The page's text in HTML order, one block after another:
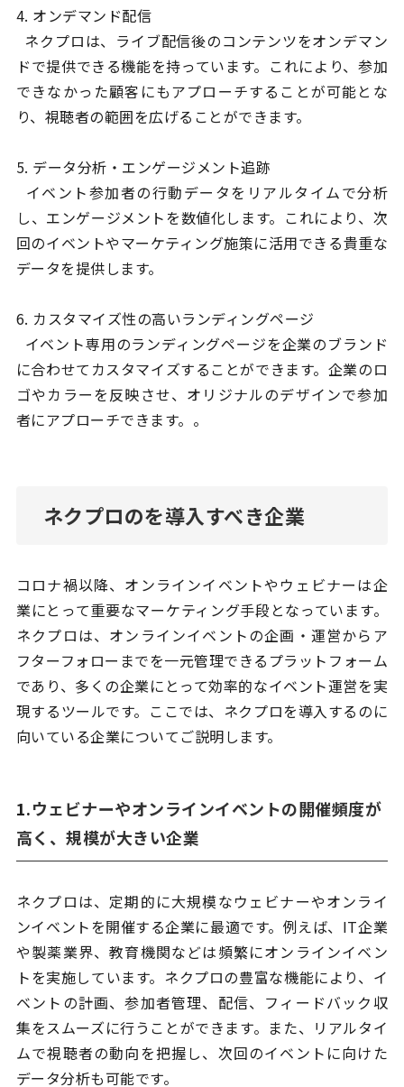
4. オンデマンド配信
ネクプロは、ライブ配信後のコンテンツをオンデマン
ドで提供できる機能を持っています。これにより、参加
できなかった顧客にもアプローチすることが可能とな
り、視聴者の範囲を広げることができます。
5. データ分析・エンゲージメント追跡
イベント参加者の行動データをリアルタイムで分析
し、エンゲージメントを数値化します。これにより、次
回のイベントやマーケティング施策に活用できる貴重な
データを提供します。
6. カスタマイズ性の高いランディングページ
イベント専用のランディングページを企業のブランド
に合わせてカスタマイズすることができます。企業のロ
ゴやカラーを反映させ、オリジナルのデザインで参加
者にアプローチできます。。
ネクプロのを導入すべき企業
コロナ禍以降、オンラインイベントやウェビナーは企
業にとって重要なマーケティング手段となっています。
ネクプロは、オンラインイベントの企画・運営からア
フターフォローまでを一元管理できるプラットフォーム
であり、多くの企業にとって効率的なイベント運営を実
現するツールです。ここでは、ネクプロを導入するのに
向いている企業についてご説明します。
1.ウェビナーやオンラインイベントの開催頻度が
高く、規模が大きい企業
ネクプロは、定期的に大規模なウェビナーやオンライ
ンイベントを開催する企業に最適です。例えば、IT企業
や製薬業界、教育機関などは頻繁にオンラインイベン
トを実施しています。ネクプロの豊富な機能により、イ
ベントの計画、参加者管理、配信、フィードバック収
集をスムーズに行うことができます。また、リアルタイ
ムで視聴者の動向を把握し、次回のイベントに向けた
データ分析も可能です。